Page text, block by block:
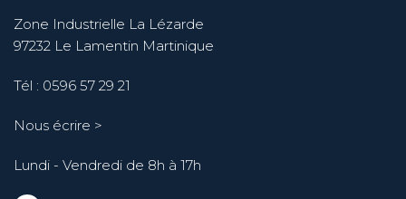
Zone Industrielle La Lézarde
97232 Le Lamentin Martinique
Tél : 0596 57 29 21
Nous écrire >
Lundi - Vendredi de 8h à 17h